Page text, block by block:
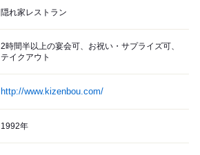
隠れ家レストラン
2時間半以上の宴会可、お祝い・サプライズ可、
テイクアウト
http://www.kizenbou.com/
1992年